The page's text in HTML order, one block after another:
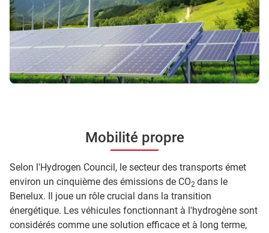
Mobilité propre
Selon l'Hydrogen Council, le secteur des transports émet
environ un cinquième des émissions de CO2 dans le
Benelux. Il joue un rôle crucial dans la transition
énergétique. Les véhicules fonctionnant à l'hydrogène sont
considérés comme une solution efficace et à long terme,